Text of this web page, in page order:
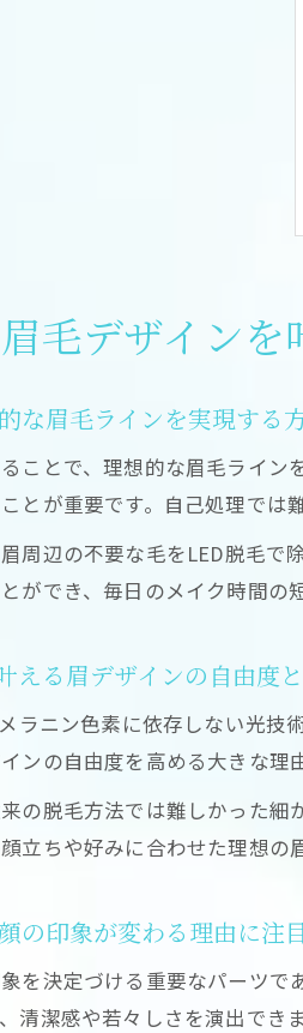
毛デザインを
な眉毛ラインを実現する
ことで、理想的な眉毛ライ
とが重要です。自己処理では
周辺の不要な毛をLED脱毛で
ができ、毎日のメイク時間の
える眉デザインの自由度
ラニン色素に依存しない光
ンの自由度を高める大きな理
の脱毛方法では難しかった
立ちや好みに合わせた理想の
の印象が変わる理由に注
を決定づける重要なパーツ
清潔感や若々しさを演出できま